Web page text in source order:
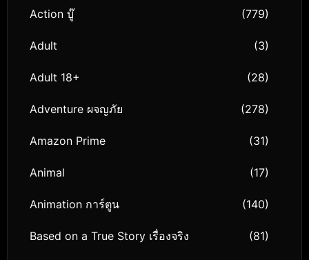
Action บู๊ (779)
Adult (3)
Adult 18+ (28)
Adventure ผจญภัย (278)
Amazon Prime (31)
Animal (17)
Animation การ์ตูน (140)
Based on a True Story เรื่องจริง (81)